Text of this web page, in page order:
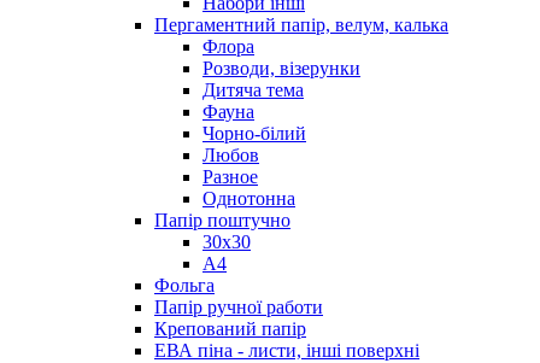
Пергаментний папір, велум, калька
Флора
Розводи, візерунки
Дитяча тема
Фауна
Чорно-білий
Любов
Разное
Однотонна
Папір поштучно
30х30
А4
Фольга
Папір ручної работи
Крепований папір
ЕВА піна - листи, інші поверхні